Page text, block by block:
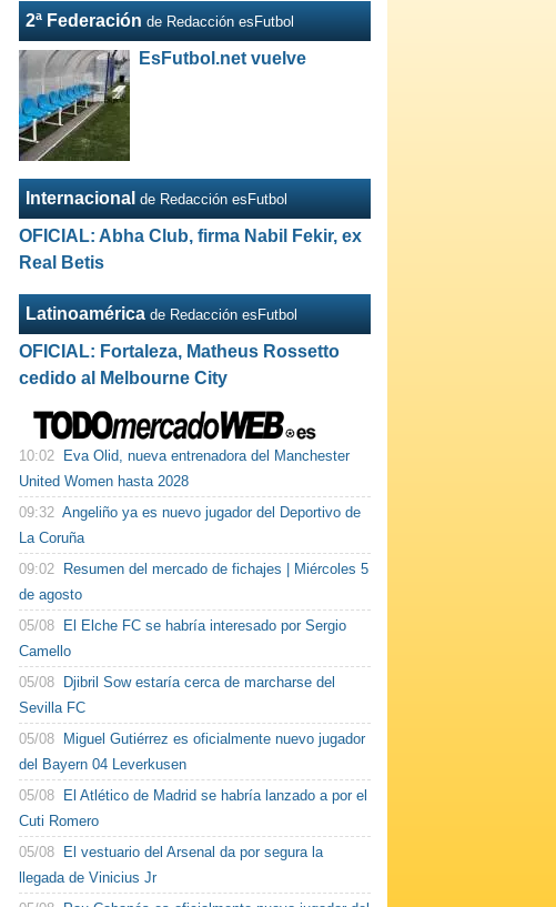
2ª Federación de Redacción esFutbol
EsFutbol.net vuelve
Internacional de Redacción esFutbol
OFICIAL: Abha Club, firma Nabil Fekir, ex
Real Betis
Latinoamérica de Redacción esFutbol
OFICIAL: Fortaleza, Matheus Rossetto
cedido al Melbourne City
10:02
Eva Olid, nueva entrenadora del Manchester
United Women hasta 2028
09:32 Angeliño ya es nuevo jugador del Deportivo de
La Coruña
09:02
Resumen del mercado de fichajes | Miércoles 5
de agosto
05/08
El Elche FC se habría interesado por Sergio
Camello
05/08
Djibril Sow estaría cerca de marcharse del
Sevilla FC
05/08
Miguel Gutiérrez es oficialmente nuevo jugador
del Bayern 04 Leverkusen
05/08
El Atlético de Madrid se habría lanzado a por el
Cuti Romero
05/08
El vestuario del Arsenal da por segura la
llegada de Vinicius Jr